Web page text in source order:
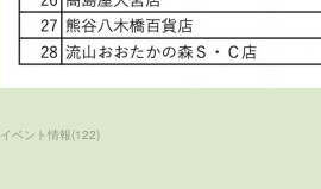
イベント情報(122)